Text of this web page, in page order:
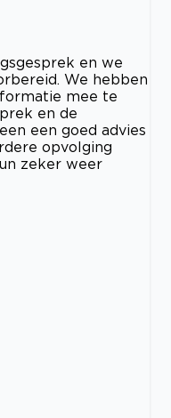
en we
We hebben
mee te
en de
een goed advies
opvolging
zeker weer